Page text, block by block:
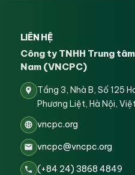
LIÊN HỆ
Công ty TNHH Trung
Nam (VNCPC)
Tầng 3, Nhà B, Số 125
Phương Liệt, Hà Nội,
vncpc.org
vncpc@vncpc.org
(+84 24) 3868 4849